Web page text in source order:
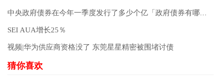
SEI AUA增长25％
视频|华为供应商资格没了 东莞星星精密被围堵讨债